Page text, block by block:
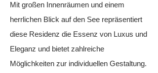
Mit großen Innenräumen und einem
herrlichen Blick auf den See repräsentiert
diese Residenz die Essenz von Luxus und
Eleganz und bietet zahlreiche
Möglichkeiten zur individuellen Gestaltung.